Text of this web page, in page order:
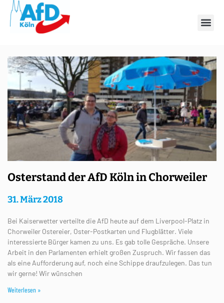
Tag: 31. März 2018
Osterstand der AfD Köln in Chorweiler
31. März 2018
Bei Kaiserwetter verteilte die AfD heute auf dem Liverpool-Platz in
Chorweiler Ostereier, Oster-Postkarten und Flugblätter. Viele
interessierte Bürger kamen zu uns. Es gab tolle Gespräche. Unsere
Arbeit in den Parlamenten erhielt großen Zuspruch. Wir fassen das
als eine Aufforderung auf, noch eine Schippe draufzulegen. Das tun
wir gerne! Wir wünschen
Weiterlesen »